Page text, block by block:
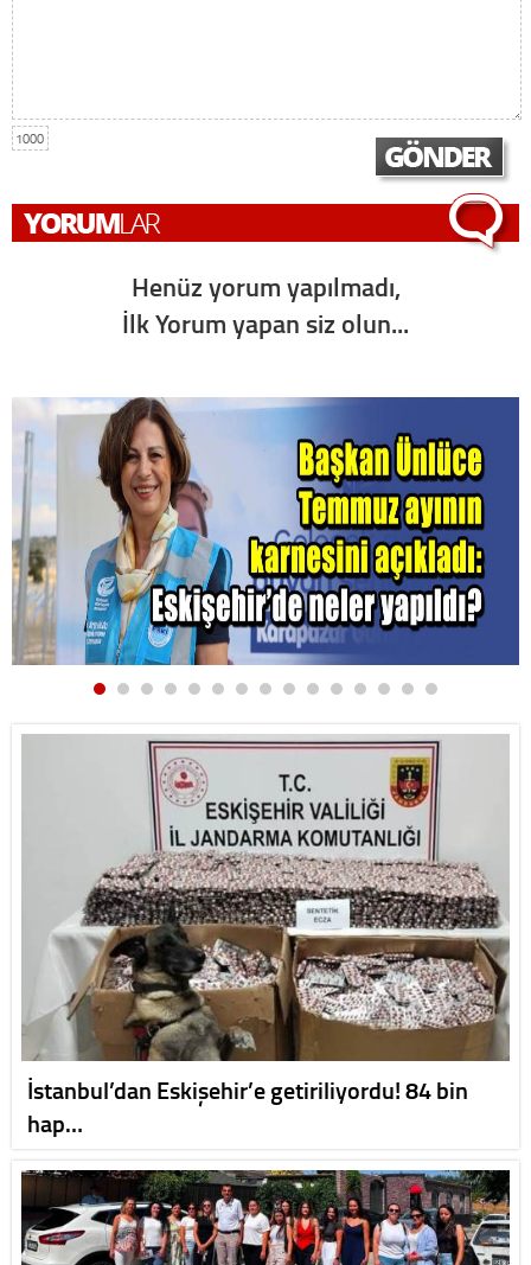
1000
Henüz yorum yapılmadı,
İlk Yorum yapan siz olun...
İstanbul’dan Eskişehir’e getiriliyordu! 84 bin
hap…